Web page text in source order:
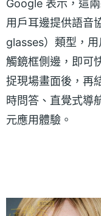
Google 表示，這
用戶耳邊提供語音
glasses）類型，
觸鏡框側邊，即可
捉現場畫面後，再
時問答、直覺式導
元應用體驗。